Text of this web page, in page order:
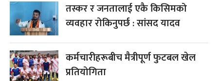
तस्कर र जनतालाई एकै किसिमको
व्यवहार रोकिनुपर्छ : सांसद यादव
कर्मचारीहरूबीच मैत्रीपूर्ण फुटबल खेल
प्रतियोगिता